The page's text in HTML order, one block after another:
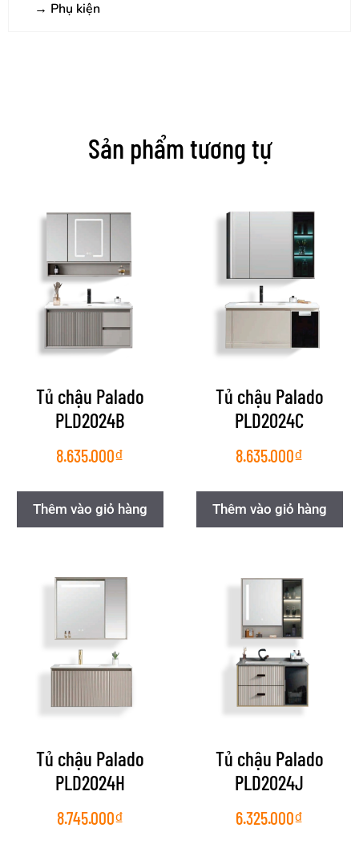
→ Phụ kiện
Sản phẩm tương tự
Tủ chậu Palado
PLD2024B
8.635.000₫
Thêm vào giỏ hàng
Tủ chậu Palado
PLD2024C
8.635.000₫
Thêm vào giỏ hàng
Tủ chậu Palado
PLD2024H
8.745.000₫
Tủ chậu Palado
PLD2024J
6.325.000₫